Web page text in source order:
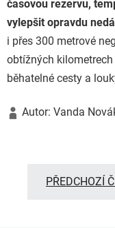
časovou rezervu,
vylepšit opravdu
i přes 300 metrové
obtížných
běhatelné cesty a
Autor: Vanda
PŘEDCHOZÍ